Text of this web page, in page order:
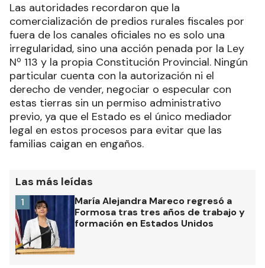
Las autoridades recordaron que la
comercialización de predios rurales fiscales por
fuera de los canales oficiales no es solo una
irregularidad, sino una acción penada por la Ley
Nº 113 y la propia Constitución Provincial. Ningún
particular cuenta con la autorización ni el
derecho de vender, negociar o especular con
estas tierras sin un permiso administrativo
previo, ya que el Estado es el único mediador
legal en estos procesos para evitar que las
familias caigan en engaños.
Las más leídas
María Alejandra Mareco regresó a
Formosa tras tres años de trabajo y
formación en Estados Unidos
1